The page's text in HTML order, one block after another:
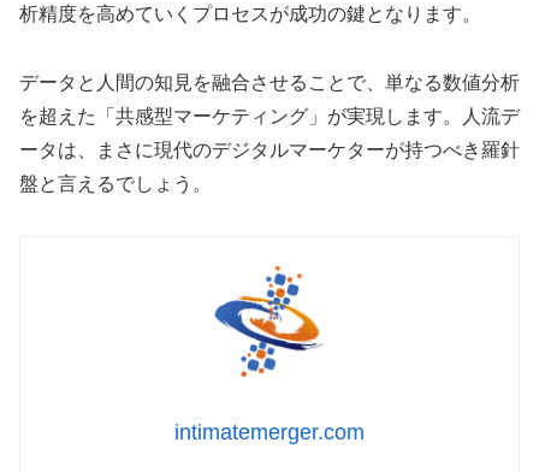
析精度を高めていくプロセスが成功の鍵となります。
データと人間の知見を融合させることで、単なる数値分析
を超えた「共感型マーケティング」が実現します。人流デ
ータは、まさに現代のデジタルマーケターが持つべき羅針
盤と言えるでしょう。
intimatemerger.com